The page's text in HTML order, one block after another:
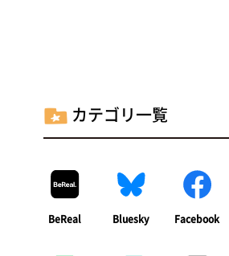
カテゴリ一覧
BeReal Bluesky Facebook